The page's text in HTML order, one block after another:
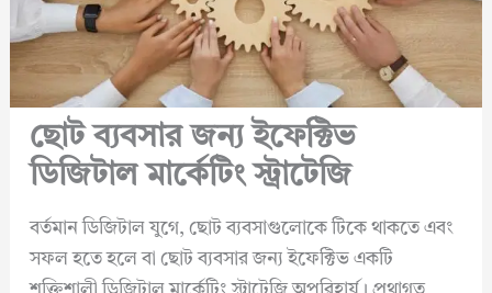
ছোট ব্যবসার জন্য ইফেক্টিভ
ডিজিটাল মার্কেটিং স্ট্রাটেজি
বর্তমান ডিজিটাল যুগে, ছোট ব্যবসাগুলোকে টিকে থাকতে এবং
সফল হতে হলে বা ছোট ব্যবসার জন্য ইফেক্টিভ একটি